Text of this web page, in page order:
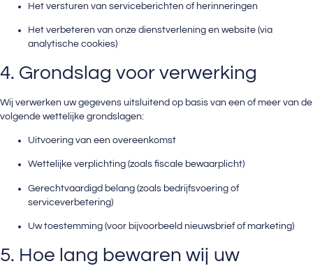
Het versturen van serviceberichten of herinneringen
Het verbeteren van onze dienstverlening en website (via
analytische cookies)
4. Grondslag voor verwerking
Wij verwerken uw gegevens uitsluitend op basis van een of meer van de
volgende wettelijke grondslagen:
Uitvoering van een overeenkomst
Wettelijke verplichting (zoals fiscale bewaarplicht)
Gerechtvaardigd belang (zoals bedrijfsvoering of
serviceverbetering)
Uw toestemming (voor bijvoorbeeld nieuwsbrief of marketing)
5. Hoe lang bewaren wij uw